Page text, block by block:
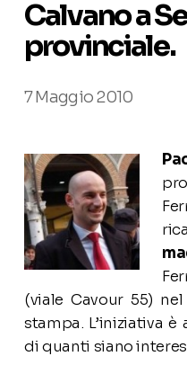
Calvano a
provinciale.
7 Maggio 2010
(viale Cavour 55)
stampa. L’iniziativa
di quanti siano